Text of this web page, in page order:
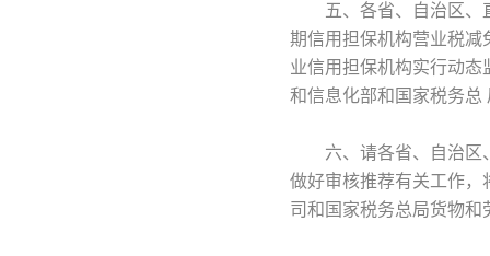
五、各省、自治区、直
期信用担保机构营业税减
业信用担保机构实行动
和信息化部和国家税务总
六、请各省、自治区、
做好审核推荐有关工作，
司和国家税务总局货物和